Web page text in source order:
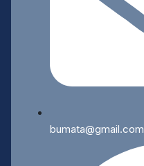
bumata@gmail.com